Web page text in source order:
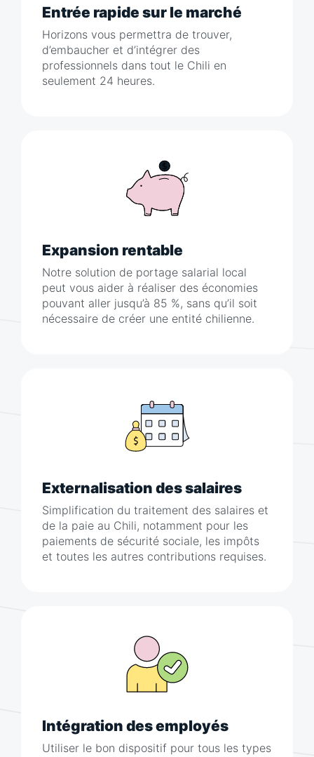
Entrée rapide sur le marché
Horizons vous permettra de trouver,
d’embaucher et d’intégrer des
professionnels dans tout le Chili en
seulement 24 heures.
Expansion rentable
Notre solution de portage salarial local
peut vous aider à réaliser des économies
pouvant aller jusqu’à 85 %, sans qu’il soit
nécessaire de créer une entité chilienne.
Externalisation des salaires
Simplification du traitement des salaires et
de la paie au Chili, notamment pour les
paiements de sécurité sociale, les impôts
et toutes les autres contributions requises.
Intégration des employés
Utiliser le bon dispositif pour tous les types